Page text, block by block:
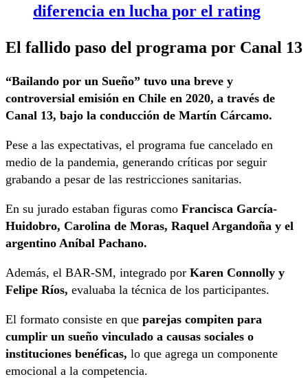
diferencia en lucha por el rating
El fallido paso del programa por Canal 13
“Bailando por un Sueño” tuvo una breve y
controversial emisión en Chile en 2020, a través de
Canal 13, bajo la conducción de Martín Cárcamo.
Pese a las expectativas, el programa fue cancelado en
medio de la pandemia, generando críticas por seguir
grabando a pesar de las restricciones sanitarias.
En su jurado estaban figuras como Francisca García-
Huidobro, Carolina de Moras, Raquel Argandoña y el
argentino Aníbal Pachano.
Además, el BAR-SM, integrado por Karen Connolly y
Felipe Ríos, evaluaba la técnica de los participantes.
El formato consiste en que parejas compiten para
cumplir un sueño vinculado a causas sociales o
instituciones benéficas, lo que agrega un componente
emocional a la competencia.